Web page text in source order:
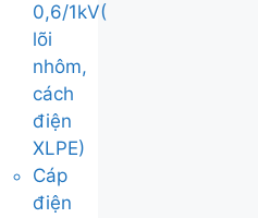
0,6/1kV(
lõi
nhôm,
cách
điện
XLPE)
Cáp
điện